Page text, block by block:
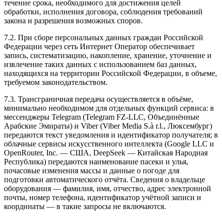
течение срока, необходимого для достижения целей
обработки, исполнения договора, соблюдения требований
закона и разрешения возможных споров.
7.2. При сборе персональных данных граждан Российской
Федерации через сеть Интернет Оператор обеспечивает
запись, систематизацию, накопление, хранение, уточнение и
извлечение таких данных с использованием баз данных,
находящихся на территории Российской Федерации, в объеме,
требуемом законодательством.
7.3. Трансграничная передача осуществляется в объёме,
минимально необходимом для отдельных функций сервиса: в
мессенджеры Telegram (Telegram FZ-LLC, Объединённые
Арабские Эмираты) и Viber (Viber Media S.à r.l., Люксембург)
передаются текст уведомления и идентификатор получателя; в
облачные сервисы искусственного интеллекта (Google LLC и
OpenRouter, Inc. — США, DeepSeek — Китайская Народная
Республика) передаются наименование пасеки и улья,
почасовые изменения массы и данные о погоде для
подготовки автоматического отчёта. Сведения о владельце
оборудования — фамилия, имя, отчество, адрес электронной
почты, номер телефона, идентификатор учётной записи и
координаты — в такие запросы не включаются.